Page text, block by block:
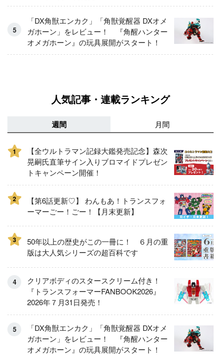
「DX角獣エンカク」「角獣覚醒器 DXオメ
ガホーン」をレビュー！ 『角醒ハンター
オメガホーン』の玩具展開がスタート！
人気記事・連載ランキング
週間 月間
1
【全ウルトラマン記録大鑑発売記念】森次
晃嗣氏直筆サイン入りブロマイドプレゼン
トキャンペーン開催！
2
【第6話更新♡】 わんもあ！トランスフォ
ーマーごー！ごー！【月末更新】
3
50年以上の歴史がこの一冊に！ ６月の重
版は大人気シリーズの超百科です
クリアボディのスタースクリーム付き！
『トランスフォーマーFANBOOK2026』
2026年７月31日発売！
「DX角獣エンカク」「角獣覚醒器 DXオメ
ガホーン」をレビュー！ 『角醒ハンター
オメガホーン』の玩具展開がスタート！